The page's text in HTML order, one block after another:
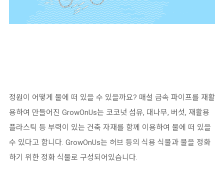
정원이 어떻게 물에 떠 있을 수 있을까요? 매설 금속 파이프를 재활
용하여 만들어진 GrowOnUs는 코코넛 섬유, 대나무, 버섯, 재활용
플라스틱 등 부력이 있는 건축 자재를 함께 이용하여 물에 떠 있을
수 있다고 합니다. GrowOnUs는 허브 등의 식용 식물과 물을 정화
하기 위한 정화 식물로 구성되어있습니다.